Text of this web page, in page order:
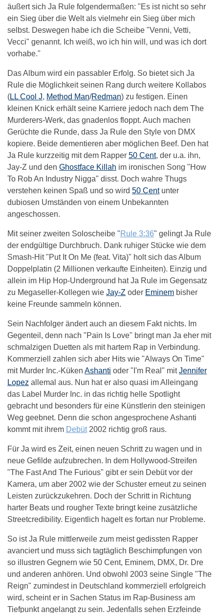
äußert sich Ja Rule folgendermaßen: "Es ist nicht so sehr
ein Sieg über die Welt als vielmehr ein Sieg über mich
selbst. Deswegen habe ich die Scheibe "Venni, Vetti,
Vecci" genannt. Ich weiß, wo ich hin will, und was ich dort
vorhabe."
Das Album wird ein passabler Erfolg. So bietet sich Ja
Rule die Möglichkeit seinen Rang durch weitere Kollabos
(LL Cool J, Method Man/Redman) zu festigen. Einen
kleinen Knick erhält seine Karriere jedoch nach dem The
Murderers-Werk, das gnadenlos floppt. Auch machen
Gerüchte die Runde, dass Ja Rule den Style von DMX
kopiere. Beide dementieren aber möglichen Beef. Den hat
Ja Rule kurzzeitig mit dem Rapper 50 Cent, der u.a. ihn,
Jay-Z und den Ghostface Killah im ironischen Song "How
To Rob An Industry Nigga" disst. Doch wahre Thugs
verstehen keinen Spaß und so wird 50 Centunter
dubiosen Umständen von einem Unbekannten
angeschossen.
Mit seiner zweiten Soloscheibe "Rule 3:36" gelingt Ja Rule
der endgültige Durchbruch. Dank ruhiger Stücke wie dem
Smash-Hit "Put It On Me (feat. Vita)" holt sich das Album
Doppelplatin (2 Millionen verkaufte Einheiten). Einzig und
allein im Hip Hop-Underground hat Ja Rule im Gegensatz
zu Megaseller-Kollegen wie Jay-Z oder Eminem bisher
keine Freunde sammeln können.
Sein Nachfolger ändert auch an diesem Fakt nichts. Im
Gegenteil, denn nach "Pain Is Love" bringt man Ja eher mit
schmalzigen Duetten als mit hartem Rap in Verbindung.
Kommerziell zahlen sich aber Hits wie "Always On Time"
mit Murder Inc.-Küken Ashanti oder "I'm Real" mitJennifer
Lopez allemal aus. Nun hat er also quasi im Alleingang
das Label Murder Inc. in das richtig helle Spotlight
gebracht und besonders für eine Künstlerin den steinigen
Weg geebnet. Denn die schon angesprochene Ashanti
kommt mit ihrem Debüt2002 richtig groß raus.
Für Ja wird es Zeit, einen neuen Schritt zu wagen und in
neue Gefilde aufzubrechen. In dem Hollywood-Streifen
"The Fast And The Furious" gibt er sein Debüt vor der
Kamera, um aber 2002 wie der Schuster erneut zu seinen
Leisten zurückzukehren. Doch der Schritt in Richtung
harter Beats und rougher Texte bringt keine zusätzliche
Streetcredibility. Eigentlich hagelt es fortan nur Probleme.
So ist Ja Rule mittlerweile zum meist gedissten Rapper
avanciert und muss sich tagtäglich Beschimpfungen von
so illustren Gegnern wie 50 Cent, Eminem, DMX, Dr. Dre
und anderen anhören. Und obwohl 2003 seine Single "The
Reign" zumindest in Deutschland kommerziell erfolgreich
wird, scheint er in Sachen Status im Rap-Business am
Tiefpunkt angelangt zu sein. Jedenfalls sehen Erzfeinde